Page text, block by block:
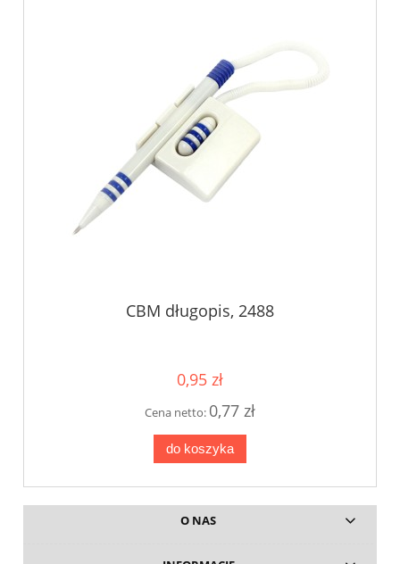
CBM długopis, 2488
0,95 zł
Cena netto: 0,77 zł
do koszyka
O NAS